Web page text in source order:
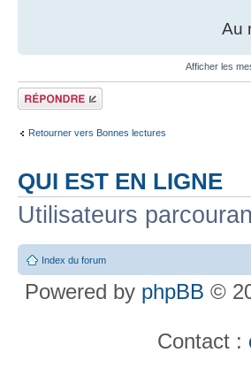
Au
Afficher les
Répondre
Retourner vers Bonnes lectures
QUI EST EN LIGNE
Utilisateurs
Index du forum
Powered by phpBB ©
Contact :